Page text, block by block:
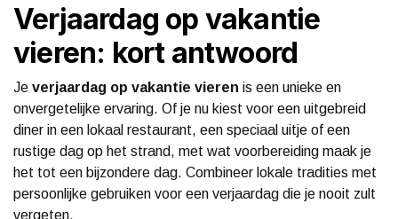
Verjaardag op vakantie
vieren: kort antwoord
Je verjaardag op vakantie vieren is een unieke en
onvergetelijke ervaring. Of je nu kiest voor een uitgebreid
diner in een lokaal restaurant, een speciaal uitje of een
rustige dag op het strand, met wat voorbereiding maak je
het tot een bijzondere dag. Combineer lokale tradities met
persoonlijke gebruiken voor een verjaardag die je nooit zult
vergeten.